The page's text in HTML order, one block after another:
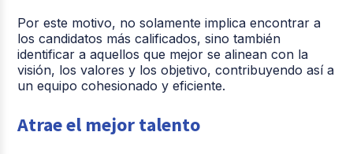
Por este motivo, no solamente implica encontrar a
los candidatos más calificados, sino también
identificar a aquellos que mejor se alinean con la
visión, los valores y los objetivo, contribuyendo así a
un equipo cohesionado y eficiente.
Atrae el mejor talento